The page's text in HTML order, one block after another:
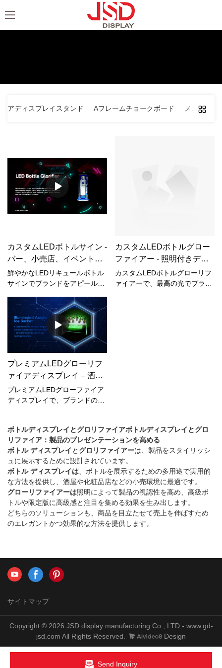
アディスプレイスタンド Aフレームチョークボード メニューホ
ボトルディスプレイとグロリファイアボトルディスプレイとグロ
リファイア：製品のプレゼンテーションを高める
ボトル ディスプレイ と グロリファイアーは、製品をスタイリッシ
ュに展示するために設計されています。
ボトル ディスプレイは、ボトルを展示するための多用途で実用的
な方法を提供し、酒屋や化粧品店などの小売環境に最適です。
グローリファイアーは照明によって製品の視認性を高め、高級ボ
トルや限定版に高級感と注目を集める効果を生み出します。
どちらのソリューションも、商品を目立たせて売上を伸ばすため
のエレガントかつ効果的な方法を提供します。
カスタムLEDボトルサイン -
バー、小売店、イベント向
けの照明付きディスプレイ
鮮やかなLEDリキュールボトル
サインでブランドをアピール。
スプレイに最適です。カスタマ
イズ可能な照明、ロゴのブラン
ディング、そしてオプションの
充電式電源を備えたこの目を引
くサインは、昼夜を問わずボト
カスタムLEDボトルグロー
ファイアー - 照明付きディ
スプレイでブランドをアピ
ール
カスタムLEDボトルグローリフ
ァイアーで、最高の光でブラン
プレミアムLEDグローリフ
ァイアディスプレイ – 酒
類・飲料向けの目を引く照
明
プレミアムLEDグローファイア
ディスプレイで、ブランドの認
く演出するこのディスプレイ
は、バー、ナイトクラブ、レス
トラン、プロモーションイベン
トなどに最適です。
サイトマップ
Copyright © 2026 JSD display manufacturing Co., LTD - www.gd-
jsd.com All Rights Reserved.
Design
Send Inquiry